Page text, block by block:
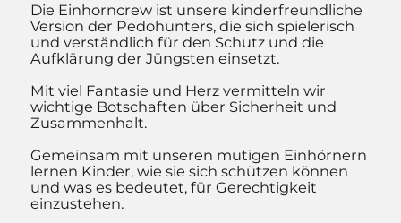
Die Einhorncrew ist unsere kinderfreundliche
Version der Pedohunters, die sich spielerisch
und verständlich für den Schutz und die
Aufklärung der Jüngsten einsetzt.
Mit viel Fantasie und Herz vermitteln wir
wichtige Botschaften über Sicherheit und
Zusammenhalt.
Gemeinsam mit unseren mutigen Einhörnern
lernen Kinder, wie sie sich schützen können
und was es bedeutet, für Gerechtigkeit
einzustehen.